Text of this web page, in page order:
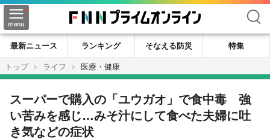
検索
最新ニュース ランキング そなえる防災
特集
トップ
ライフ 医療・健康
スーパーで購入の「ユウガオ」で食中毒 強
い苦みを感じ…みそ汁にして食べた夫婦に吐
き気などの症状